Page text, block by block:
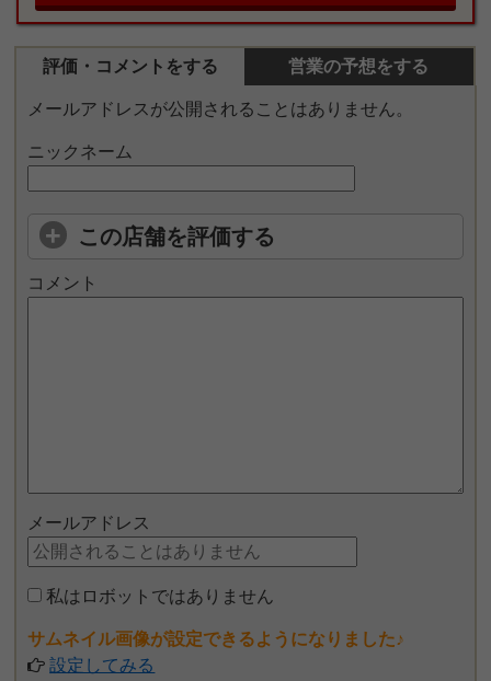
評価・コメントをする 営業の予想をする
メールアドレスが公開されることはありません。
ニックネーム
この店舗を評価する
コメント
メールアドレス
私はロボットではありません
サムネイル画像が設定できるようになりました♪
設定してみる